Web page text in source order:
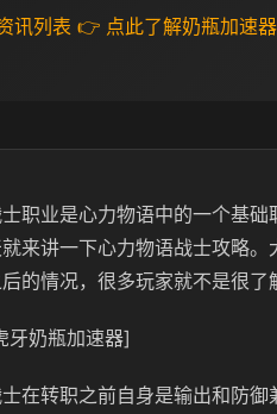
讯列表 👉 点此了解奶瓶加速器
职业是心力物语中的一个基
来讲一下心力物语战士攻略
的情况，很多玩家就不是很了
牙奶瓶加速器]
在转职之前自身是输出和防